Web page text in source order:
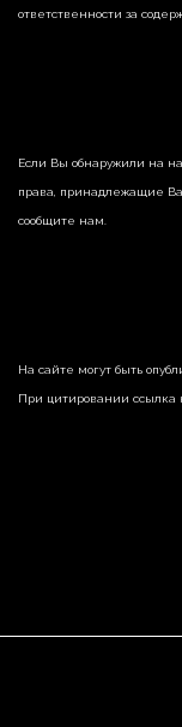
ответственности за
Если Вы обнаружили на
права, принадлежащие
сообщите нам.
На сайте могут быть
При цитировании ссылка